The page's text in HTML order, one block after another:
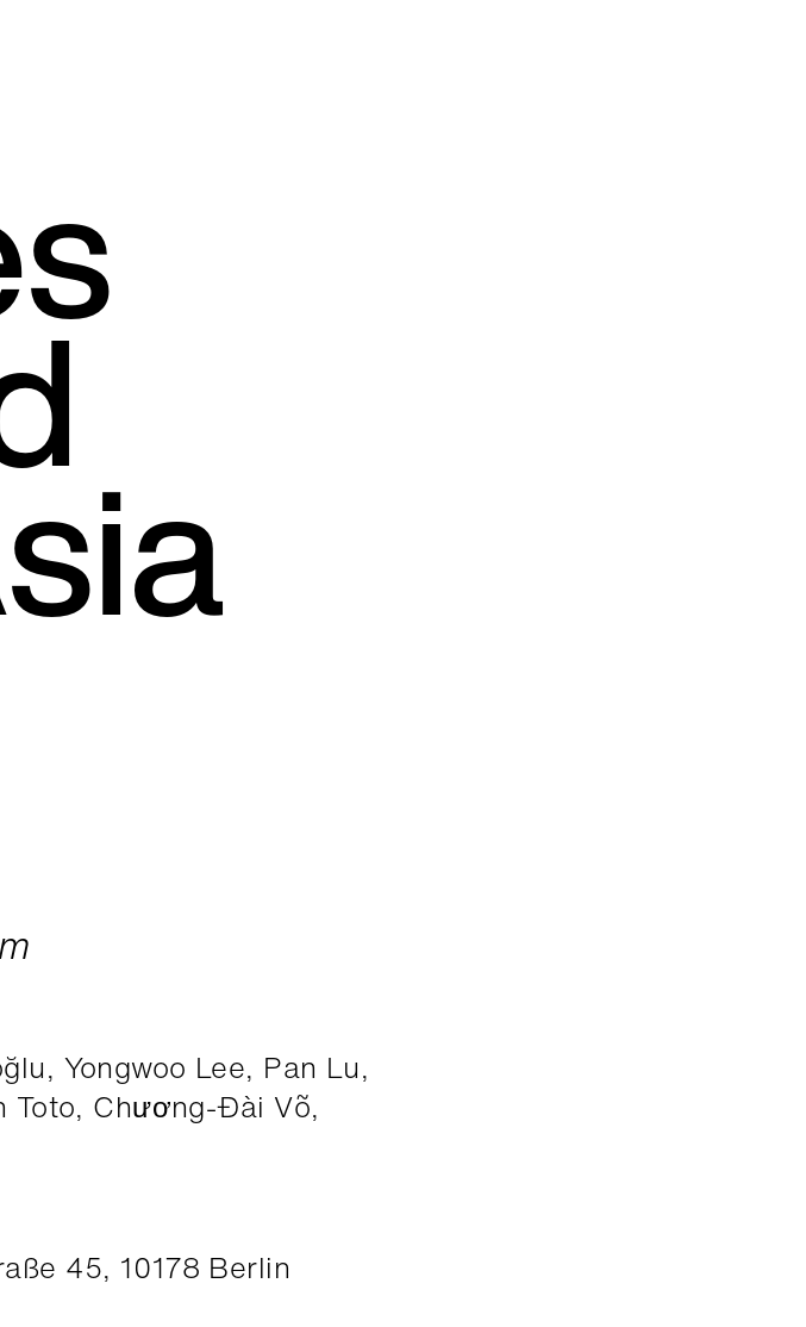
Yongwoo Lee, Pan Lu,
Toto, Chương-Đài Võ,
45, 10178 Berlin